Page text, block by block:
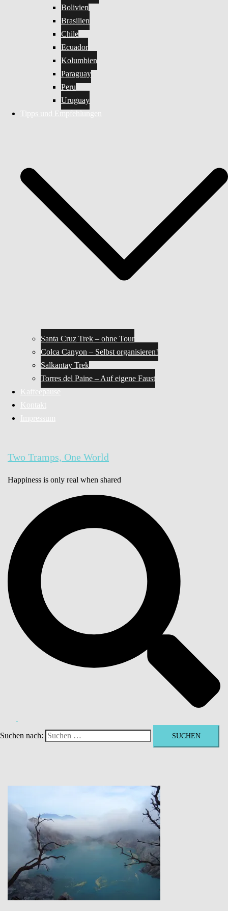
Bolivien
Brasilien
Chile
Ecuador
Kolumbien
Paraguay
Peru
Uruguay
Tipps und Empfehlungen
Santa Cruz Trek – ohne Tour
Colca Canyon – Selbst organisieren!
Salkantay Trek
Torres del Paine – Auf eigene Faust
Kaffeepause
Kontakt
Impressum
Two Tramps, One World
Happiness is only real when shared
Suchen nach: